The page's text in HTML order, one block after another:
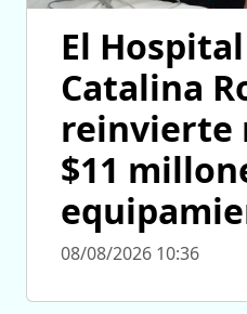
El
Catalina
reinvierte
$11
08/08/2026 10:36